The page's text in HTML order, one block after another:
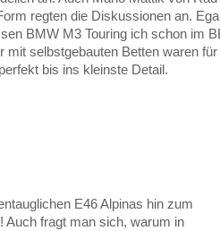
regten die Diskussionen an. Egal
BMW M3 Touring ich schon im
selbstgebauten Betten waren für
bis ins kleinste Detail.
E46 Alpinas hin zum
Auch fragt man sich, warum in